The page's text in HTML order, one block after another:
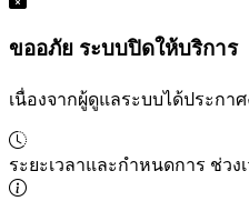
ขออภัย ระบบปิดให้บริการ
เนื่องจากผู้ดูแลระบบได้ประก
ระยะเวลาและกำหนดการ ช่วง